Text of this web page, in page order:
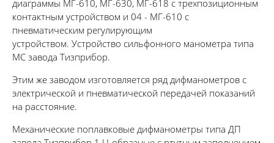
диаграммы МГ-610, МГ-630, МГ-618 с трехпозиционным
контактным устройством и 04 - МГ-610 с
пневматическим регулирующим
устройством. Устройство сильфонного манометра типа
МС завода Тизприбор.
Этим же заводом изготовляется ряд дифманометров с
электрической и пневматической передачей показаний
на расстояние.
Механические поплавковые дифманометры типа ДП